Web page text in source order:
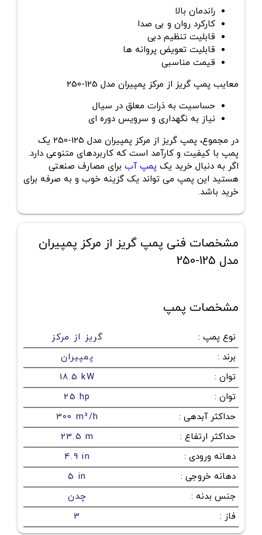
راندمان بالا
کارکرد روان و بی صدا
قابلیت تنظیم دبی
قابلیت تعویض پروانه ها
قیمت مناسبی
معایب پمپ گریز از مرکز پمپیران مدل 125-250
حساسیت به ذرات معلق در سیال
نیاز به نگهداری و سرویس دوره ای
در مجموع، پمپ گریز از مرکز پمپیران مدل 125-250 یک
پمپ با کیفیت و کارآمد است که کاربردهای متنوعی دارد.
اگر به دنبال خرید یک پمپ آب برای مصارف صنعتی
هستید این پمپ می تواند یک گزینه خوب و به صرفه برای
خرید باشد.
مشخصات فنی پمپ گریز از مرکز پمپیران
مدل 125-250
مشخصات پمپ
نوع پمپ :
گریز از مرکز
برند :
پمپیران
توان :
18.5 kW
توان :
25 hp
حداکثر آبدهی :
300 m³/h
حداکثر ارتفاع :
23.5 m
دهانه ورودی :
4.9 in
دهانه خروجی :
5 in
جنس بدنه :
چدن
فاز :
3